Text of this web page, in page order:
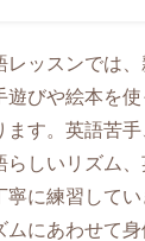
ッスンでは
遊びや絵本を
ます。英語苦
らしいリズム
寧に練習して
ムにあわせて